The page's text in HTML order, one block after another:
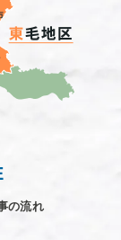
の流れ